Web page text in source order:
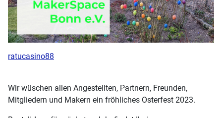
ratucasino88
Wir wüschen allen Angestellten, Partnern, Freunden,
Mitgliedern und Makern ein fröhliches Osterfest 2023.